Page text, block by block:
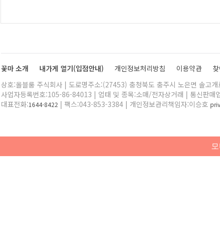
꽃마 소개 내가게 열기(입점안내) 개인정보처리방침 이용약관
상호:올블룸 주식회사 | 도로명주소:(27453) 충청북도 충주시 노은면 솔고
사업자등록번호:105-86-84013 | 업태 및 종목:소매/전자상거래 | 통신판매
대표전화:1644-8422 | 팩스:043-853-3384 | 개인정보관리책임자:이승호